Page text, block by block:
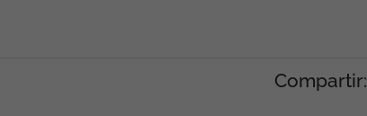
Compartir: